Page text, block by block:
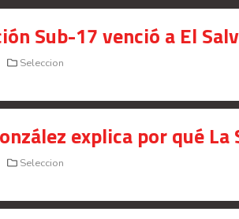
Sub-17 venció a El
Seleccion
explica por qué
Seleccion